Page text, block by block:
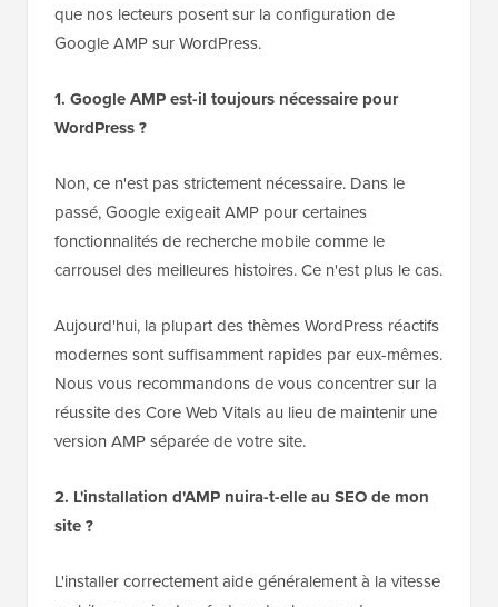
que nos lecteurs posent sur la configuration de
Google AMP sur WordPress.
1. Google AMP est-il toujours nécessaire pour
WordPress ?
Non, ce n'est pas strictement nécessaire. Dans le
passé, Google exigeait AMP pour certaines
fonctionnalités de recherche mobile comme le
carrousel des meilleures histoires. Ce n'est plus le cas.
Aujourd'hui, la plupart des thèmes WordPress réactifs
modernes sont suffisamment rapides par eux-mêmes.
Nous vous recommandons de vous concentrer sur la
réussite des Core Web Vitals au lieu de maintenir une
version AMP séparée de votre site.
2. L'installation d'AMP nuira-t-elle au SEO de mon
site ?
L'installer correctement aide généralement à la vitesse